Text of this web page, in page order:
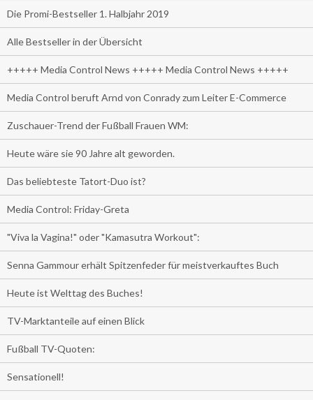
Die Promi-Bestseller 1. Halbjahr 2019
Alle Bestseller in der Übersicht
+++++ Media Control News +++++ Media Control News +++++
Media Control beruft Arnd von Conrady zum Leiter E-Commerce
Zuschauer-Trend der Fußball Frauen WM:
Heute wäre sie 90 Jahre alt geworden.
Das beliebteste Tatort-Duo ist?
Media Control: Friday-Greta
"Viva la Vagina!" oder "Kamasutra Workout":
Senna Gammour erhält Spitzenfeder für meistverkauftes Buch
Heute ist Welttag des Buches!
TV-Marktanteile auf einen Blick
Fußball TV-Quoten:
Sensationell!